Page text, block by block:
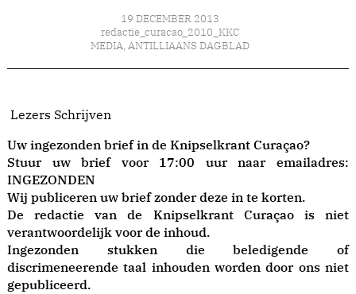
19 DECEMBER 2013
redactie_curacao_2010_KKC
MEDIA, ANTILLIAANS DAGBLAD
Lezers Schrijven
Uw ingezonden brief in de Knipselkrant Curaçao?
Stuur uw brief voor 17:00 uur naar emailadres:
INGEZONDEN
Wij publiceren uw brief zonder deze in te korten.
De redactie van de Knipselkrant Curaçao is niet
verantwoordelijk voor de inhoud.
Ingezonden stukken die beledigende of
discrimeneerende taal inhouden worden door ons niet
gepubliceerd.